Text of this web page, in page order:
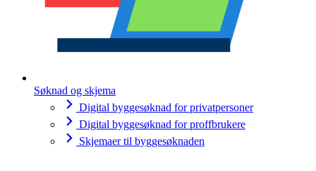
Søknad og skjema
Digital byggesøknad for privatpersoner
Digital byggesøknad for proffbrukere
Skjemaer til byggesøknaden